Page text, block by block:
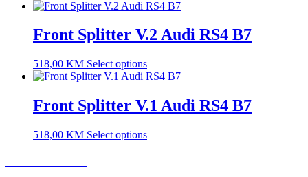
Front Splitter V.2 Audi RS4 B7
518,00 KM Select options
Front Splitter V.1 Audi RS4 B7
518,00 KM Select options